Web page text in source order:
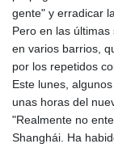
gente" y erradicar
Pero en las
en varios barrios,
por los repetidos
Este lunes,
unas horas del
"Realmente no
Shanghái. Ha